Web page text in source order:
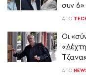
συν 6»
ΑΠΌ
Οι
ΑΠΌ